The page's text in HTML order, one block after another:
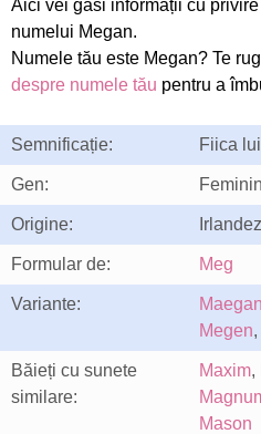
Aici vei găsi informații cu
numelui Megan.
Numele tău este Megan? Te
despre numele tău pentru a
Semnificație: Fiica
Gen: Feminin
Origine: Irlandez
Formular de: Meg
Variante: Maegan
Megen,
Băieți cu sunete
similare:
Maxim,
Mason